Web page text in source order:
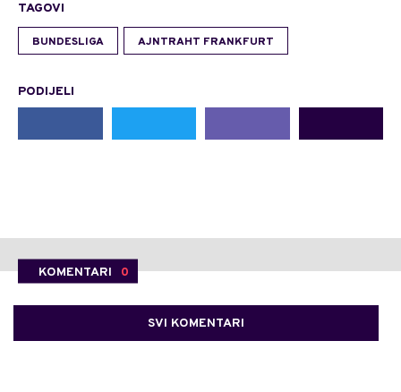
TAGOVI
BUNDESLIGA AJNTRAHT FRANKFURT
PODIJELI
KOMENTARI 0
SVI KOMENTARI